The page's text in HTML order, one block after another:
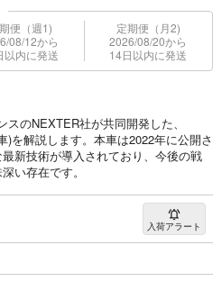
便（週1)
08/12から
以内に発送
定期便（月2)
2026/08/20から
14日以内に発送
のNEXTER社が共同開発した、
を解説します。本車は2022年に公開さ
新技術が導入されており、今後の戦
い存在です。
入荷アラート